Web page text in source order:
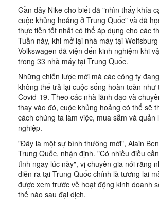
Gần đây Nike cho biết đã "nhìn thấy khía
cuộc khủng hoảng ở Trung Quốc" và đã
thực tiễn tốt nhất có thể áp dụng cho các
Tuần này, khi mở lại nhà máy tại
Volkswagen đã viện đến kinh nghiệm khi
trong 33 nhà máy tại Trung Quốc.
Những chiến lược mới mà các công ty
không thể trả lại cuộc sống hoàn toàn như
Covid-19. Theo các nhà lãnh đạo và
thay vào đó, cuộc khủng hoảng có thể sẽ
cách chúng ta làm việc, mua sắm và quản
nghiệp.
"Đây là một sự bình thường mới", Alain
Trung Quốc, nhận định. "Có nhiều điều
tỉnh ngay lúc này", vị chuyên gia nói rằng
diễn ra tại Trung Quốc chính là tương lai
được xem trước về hoạt động kinh doanh
thế nào sau đại dịch.